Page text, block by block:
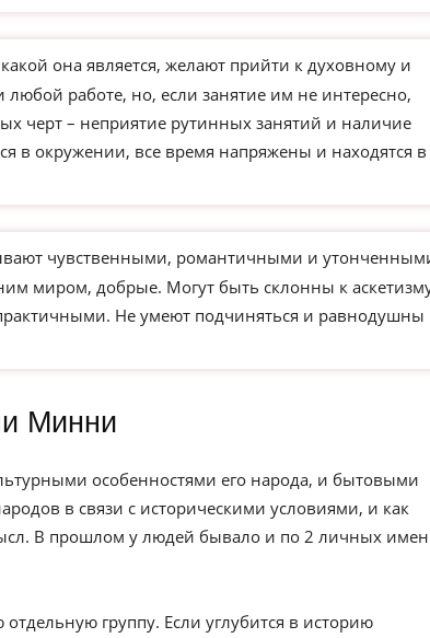
она является, желают прийти к духовному и
работе, но, если занятие им не интересно,
черт – неприятие рутинных занятий и наличие
в окружении, все время напряжены и находятся в
чувственными, романтичными и
миром, добрые. Могут быть склонны к
Не умеют подчиняться и равнодушны
Минни
особенностями его народа, и бытовыми
в связи с историческими условиями, и как
В прошлом у людей бывало и по 2 личных
группу. Если углубится в историю